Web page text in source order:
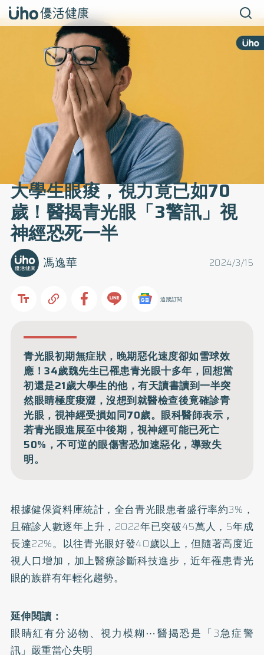
大學生眼痠，視力竟已如70
歲！醫揭青光眼「3警訊」視
神經恐死一半
2024/3/15
馮逸華
追蹤訂閱
青光眼初期無症狀，晚期惡化速度卻如雪球效
應！34歲魏先生已罹患青光眼十多年，回想當
初還是21歲大學生的他，有天讀書讀到一半突
然眼睛極度痠澀，沒想到就醫檢查後竟確診青
光眼，視神經受損如同70歲。眼科醫師表示，
若青光眼進展至中後期，視神經可能已死亡
50%，不可逆的眼傷害恐加速惡化，導致失
明。
根據健保資料庫統計，全台青光眼患者盛行率約3%，
且確診人數逐年上升，2022年已突破45萬人，5年成
長達22%。以往青光眼好發40歲以上，但隨著高度近
視人口增加，加上醫療診斷科技進步，近年罹患青光
眼的族群有年輕化趨勢。
延伸閱讀：
眼睛紅有分泌物、視力模糊⋯醫揭恐是「3急症警
訊」嚴重當心失明